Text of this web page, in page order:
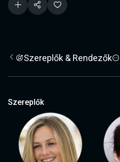
Szereplők & Rendezők
Szereplők